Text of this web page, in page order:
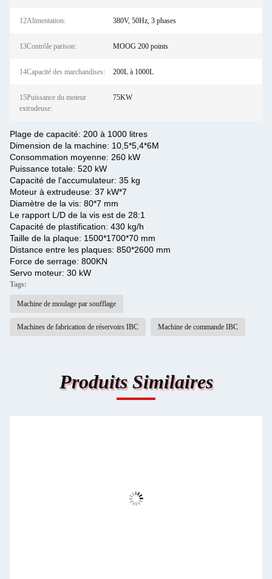
12Alimentation: 380V, 50Hz, 3 phases
13Contrôle parison: MOOG 200 points
14Capacité des marchandises: 200L à 1000L
15Puissance du moteur
extrudeuse:
75KW
Plage de capacité: 200 à 1000 litres
Dimension de la machine: 10,5*5,4*6M
Consommation moyenne: 260 kW
Puissance totale: 520 kW
Capacité de l'accumulateur: 35 kg
Moteur à extrudeuse: 37 kW*7
Diamètre de la vis: 80*7 mm
Le rapport L/D de la vis est de 28:1
Capacité de plastification: 430 kg/h
Taille de la plaque: 1500*1700*70 mm
Distance entre les plaques: 850*2600 mm
Force de serrage: 800KN
Servo moteur: 30 kW
Tags:
Machine de moulage par soufflage
Machines de fabrication de réservoirs IBC Machine de commande IBC
Produits Similaires